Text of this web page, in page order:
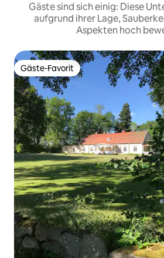
Gäste sind sich einig: Diese
aufgrund ihrer Lage,
Aspekten hoch
Gäste-Favorit
Gäste-Favorit